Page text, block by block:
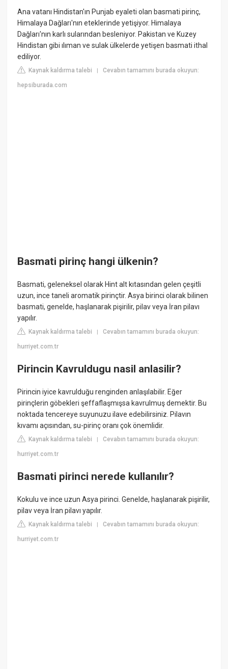
Ana vatanı Hindistan'ın Punjab eyaleti olan basmati pirinç,
Himalaya Dağları'nın eteklerinde yetişiyor. Himalaya
Dağları'nın karlı sularından besleniyor. Pakistan ve Kuzey
Hindistan gibi ılıman ve sulak ülkelerde yetişen basmati ithal
ediliyor.
Kaynak kaldırma talebi |Cevabın tamamını burada okuyun:
hepsiburada.com
Basmati pirinç hangi ülkenin?
Basmati, geleneksel olarak Hint alt kıtasından gelen çeşitli
uzun, ince taneli aromatik pirinçtir. Asya birinci olarak bilinen
basmati, genelde, haşlanarak pişirilir, pilav veya İran pilavı
yapılır.
Kaynak kaldırma talebi |Cevabın tamamını burada okuyun:
hurriyet.com.tr
Pirincin Kavruldugu nasil anlasilir?
Pirincin iyice kavrulduğu renginden anlaşılabilir. Eğer
pirinçlerin göbekleri şeffaflaşmışsa kavrulmuş demektir. Bu
noktada tencereye suyunuzu ilave edebilirsiniz. Pilavın
kıvamı açısından, su-pirinç oranı çok önemlidir.
Kaynak kaldırma talebi |Cevabın tamamını burada okuyun:
hurriyet.com.tr
Basmati pirinci nerede kullanılır?
Kokulu ve ince uzun Asya pirinci. Genelde, haşlanarak pişirilir,
pilav veya İran pilavı yapılır.
Kaynak kaldırma talebi |Cevabın tamamını burada okuyun:
hurriyet.com.tr